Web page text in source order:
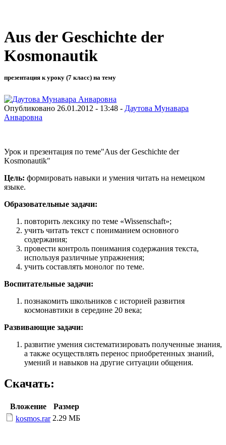
Aus der Geschichte der
Kosmonautik
презентация к уроку (7 класс) на тему
Опубликовано 26.01.2012 - 13:48 - Даутова Мунавара
Анваровна
Урок и презентация по теме"Aus der Geschichte der
Kosmonautik"
Цель: формировать навыки и умения читать на немецком
языке.
Образовательные задачи:
повторить лексику по теме «Wissenschaft»;
учить читать текст с пониманием основного
содержания;
провести контроль понимания содержания текста,
используя различные упражнения;
учить составлять монолог по теме.
Воспитательные задачи:
познакомить школьников с историей развития
космонавтики в середине 20 века;
Развивающие задачи:
развитие умения систематизировать полученные знания,
а также осуществлять перенос приобретенных знаний,
умений и навыков на другие ситуации общения.
Скачать:
Вложение
Размер
kosmos.rar 2.29 МБ